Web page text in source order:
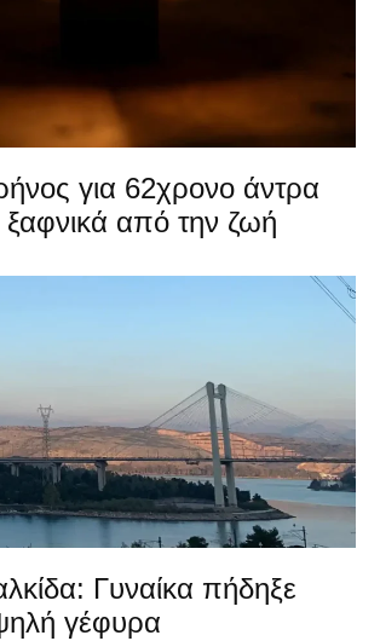
για 62χρονο άντρα
από την ζωή
Γυναίκα πήδηξε
γέφυρα